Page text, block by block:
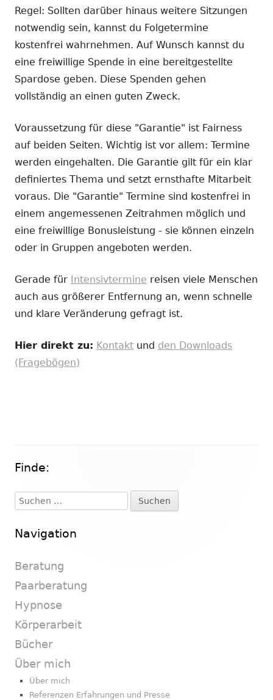
Regel: Sollten darüber hinaus weitere Sitzungen
notwendig sein, kannst du Folgetermine
kostenfrei wahrnehmen. Auf Wunsch kannst du
eine freiwillige Spende in eine bereitgestellte
Spardose geben. Diese Spenden gehen
vollständig an einen guten Zweck.
Voraussetzung für diese "Garantie" ist Fairness
auf beiden Seiten. Wichtig ist vor allem: Termine
werden eingehalten. Die Garantie gilt für ein klar
definiertes Thema und setzt ernsthafte Mitarbeit
voraus. Die "Garantie" Termine sind kostenfrei in
einem angemessenen Zeitrahmen möglich und
eine freiwillige Bonusleistung - sie können einzeln
oder in Gruppen angeboten werden.
Gerade für Intensivtermine reisen viele Menschen
auch aus größerer Entfernung an, wenn schnelle
und klare Veränderung gefragt ist.
Hier direkt zu: Kontakt und den Downloads
(Fragebögen)
Haupt-
Seitenleiste
Finde:
Suchen
nach:
Navigation
Beratung
Paarberatung
Hypnose
Körperarbeit
Bücher
Über mich
Über mich
Referenzen Erfahrungen und Presse